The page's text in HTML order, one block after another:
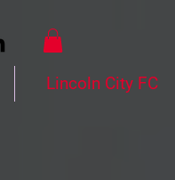
Lincoln City FC